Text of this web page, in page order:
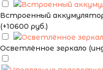
Встроенный
(+10600 руб.)
Осветлённое зеркало